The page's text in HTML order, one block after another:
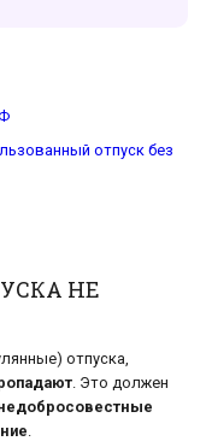
отпуск без
НЕ
отпуска,
. Это должен
.